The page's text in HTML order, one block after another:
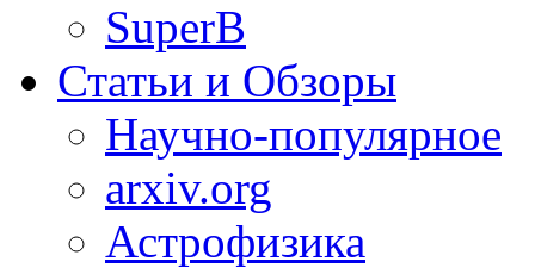
SuperB
Статьи и Обзоры
Научно-популярное
arxiv.org
Астрофизика